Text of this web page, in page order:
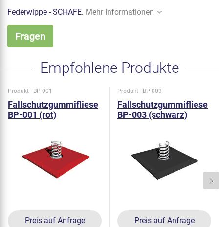
Federwippe - SCHAFE. Mehr Informationen
Fragen
Empfohlene Produkte
Produkt - BP-001
Fallschutzgummifliese
BP-001 (rot)
Preis auf Anfrage
Produkt - BP-003
Fallschutzgummifliese
BP-003 (schwarz)
Preis auf Anfrage